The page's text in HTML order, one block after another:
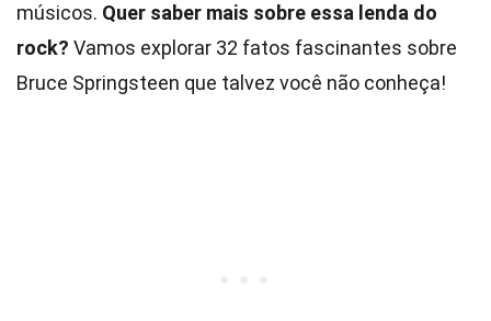
músicos. Quer saber mais sobre essa lenda do
rock? Vamos explorar 32 fatos fascinantes sobre
Bruce Springsteen que talvez você não conheça!